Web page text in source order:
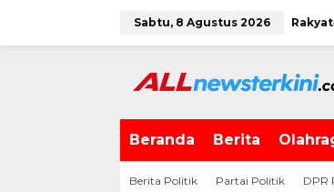
w
Sabtu, 8 Agustus 2026
Beranda Berita
Berita Politik Partai Politik DPR